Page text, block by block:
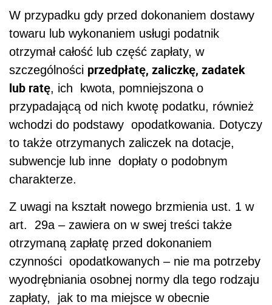
W przypadku gdy przed dokonaniem dostawy
towaru lub wykonaniem usługi podatnik
otrzymał całość lub część zapłaty, w
szczególności przedpłatę, zaliczkę, zadatek
lub ratę, ich kwota, pomniejszona o
przypadającą od nich kwotę podatku, również
wchodzi do podstawy opodatkowania. Dotyczy
to także otrzymanych zaliczek na dotacje,
subwencje lub inne dopłaty o podobnym
charakterze.
Z uwagi na kształt nowego brzmienia ust. 1 w
art. 29a – zawiera on w swej treści także
otrzymaną zapłatę przed dokonaniem
czynności opodatkowanych – nie ma potrzeby
wyodrębniania osobnej normy dla tego rodzaju
zapłaty, jak to ma miejsce w obecnie